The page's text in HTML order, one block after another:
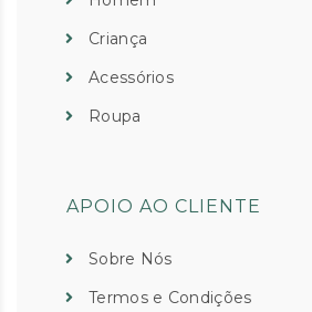
Criança
Acessórios
Roupa
APOIO AO CLIENTE
Sobre Nós
Termos e Condições